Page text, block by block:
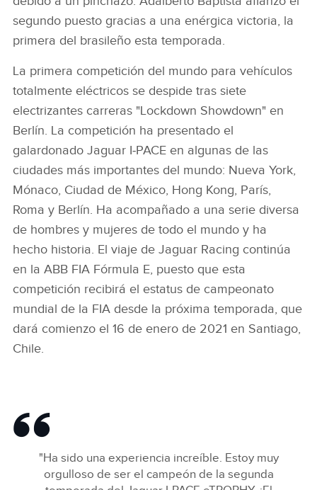
segundo puesto gracias a una enérgica victoria, la
primera del brasileño esta temporada.
La primera competición del mundo para vehículos
totalmente eléctricos se despide tras siete
electrizantes carreras "Lockdown Showdown" en
Berlín. La competición ha presentado el
galardonado Jaguar I‑PACE en algunas de las
ciudades más importantes del mundo: Nueva York,
Mónaco, Ciudad de México, Hong Kong, París,
Roma y Berlín. Ha acompañado a una serie diversa
de hombres y mujeres de todo el mundo y ha
hecho historia. El viaje de Jaguar Racing continúa
en la ABB FIA Fórmula E, puesto que esta
competición recibirá el estatus de campeonato
mundial de la FIA desde la próxima temporada, que
dará comienzo el 16 de enero de 2021 en Santiago,
Chile.
"Ha sido una experiencia increíble. Estoy muy
orgulloso de ser el campeón de la segunda